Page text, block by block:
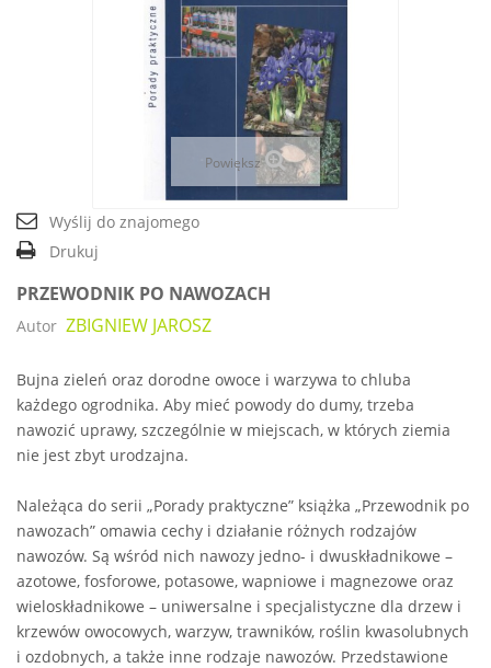
Powiększ
Wyślij do znajomego
Drukuj
PRZEWODNIK PO NAWOZACH
Autor ZBIGNIEW JAROSZ
Bujna zieleń oraz dorodne owoce i warzywa to chluba
każdego ogrodnika. Aby mieć powody do dumy, trzeba
nawozić uprawy, szczególnie w miejscach, w których ziemia
nie jest zbyt urodzajna.
Należąca do serii „Porady praktyczne” książka „Przewodnik po
nawozach” omawia cechy i działanie różnych rodzajów
nawozów. Są wśród nich nawozy jedno- i dwuskładnikowe –
azotowe, fosforowe, potasowe, wapniowe i magnezowe oraz
wieloskładnikowe – uniwersalne i specjalistyczne dla drzew i
krzewów owocowych, warzyw, trawników, roślin kwasolubnych
i ozdobnych, a także inne rodzaje nawozów. Przedstawione